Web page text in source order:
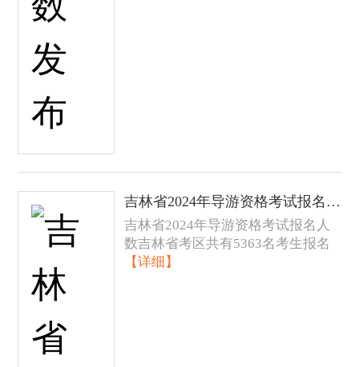
吉林省2024年导游资格考试报名人数发布
吉林省2024年导游资格考试报名人
数吉林省考区共有5363名考生报名
【详细】